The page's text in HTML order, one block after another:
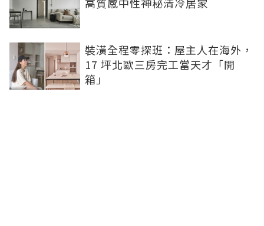
裝潢全程零探班：屋主人在海外，
17 坪北歐三房完工當天才「開
箱」